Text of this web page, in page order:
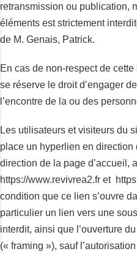
retransmission ou publication,
éléments est strictement
de M. Genais, Patrick.
En cas de non-respect de
se réserve le droit d’engager
l’encontre de la ou des
Les utilisateurs et visiteurs du
place un hyperlien en
direction de la page d’accueil,
https://www.revivrea2.fr et
condition que ce lien s’ouvre
particulier un lien vers une
interdit, ainsi que l’ouverture
(« framing »), sauf